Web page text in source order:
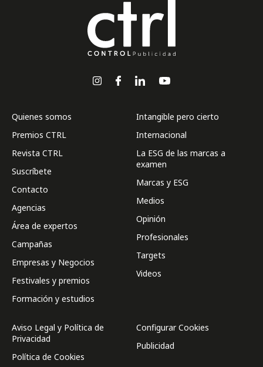
Quienes somos
Premios CTRL
Revista CTRL
Suscríbete
Contacto
Agencias
Área de expertos
Campañas
Empresas y Negocios
Festivales y premios
Formación y estudios
Intangible pero cierto
Internacional
La ESG de las marcas a
examen
Marcas y ESG
Medios
Opinión
Profesionales
Targets
Videos
Aviso Legal y Política de
Privacidad
Política de Cookies
Configurar Cookies
Publicidad